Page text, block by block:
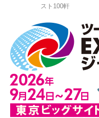
スト100軒